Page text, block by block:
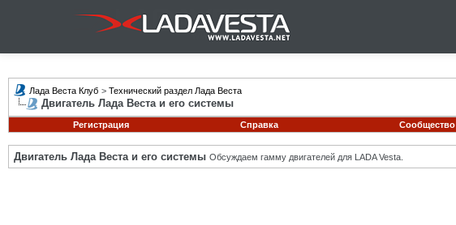
Лада Веста Клуб > Технический раздел Лада Веста
Двигатель Лада Веста и его системы
Регистрация
Справка Сообщество
Двигатель Лада Веста и его системы Обсуждаем гамму двигателей для LADA Vesta.